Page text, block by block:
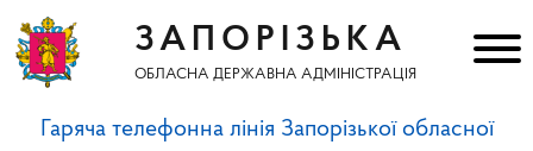
ЗАПОРІЗЬКА
ОБЛАСНА ДЕРЖАВНА АДМІНІСТРАЦІЯ
Гаряча телефонна лінія Запорізької обласної